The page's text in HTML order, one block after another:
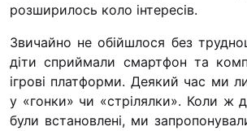
розширилось коло інтересів.
Звичайно не обійшлося без
діти сприймали смартфон та
ігрові платформи. Деякий час ми
у «гонки» чи «стрілялки». Коли ж
були встановлені, ми